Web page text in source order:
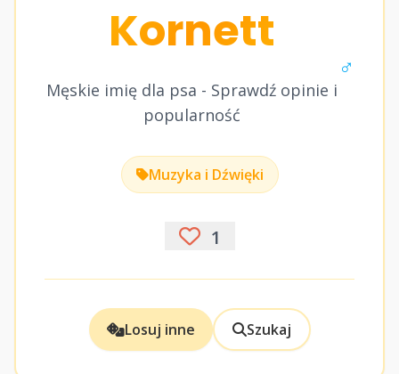
Kornett
Męskie imię dla psa - Sprawdź opinie i
popularność
♂
Muzyka i Dźwięki
1
Losuj inne Szukaj